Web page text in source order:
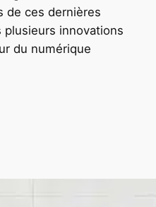
de ces dernières
plusieurs innovations
du numérique